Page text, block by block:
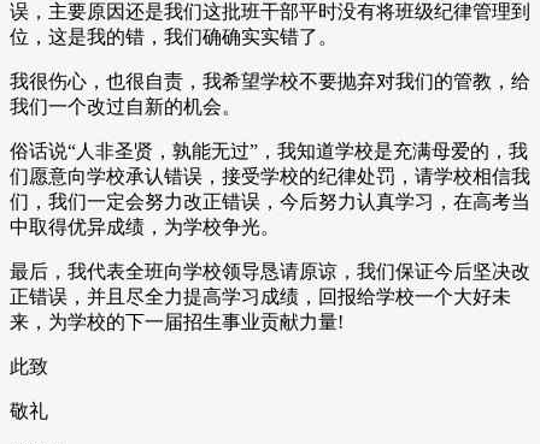
误，主要原因还是我们这批班干部平时没有将班级纪律管理到
位，这是我的错，我们确确实实错了。
我很伤心，也很自责，我希望学校不要抛弃对我们的管教，给
我们一个改过自新的机会。
俗话说“人非圣贤，孰能无过”，我知道学校是充满母爱的，我
们愿意向学校承认错误，接受学校的纪律处罚，请学校相信我
们，我们一定会努力改正错误，今后努力认真学习，在高考当
中取得优异成绩，为学校争光。
最后，我代表全班向学校领导恳请原谅，我们保证今后坚决改
正错误，并且尽全力提高学习成绩，回报给学校一个大好未
来，为学校的下一届招生事业贡献力量!
此致
敬礼